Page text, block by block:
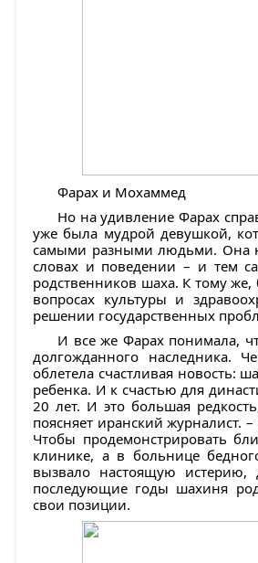
Фарах и Мохаммед
Но на удивление Фарах
уже была мудрой девушкой,
самыми разными людьми. Она
словах и поведении – и тем
родственников шаха. К тому
вопросах культуры и
решении государственных
И все же Фарах понимала,
долгожданного наследника.
облетела счастливая новость:
ребенка. И к счастью для
20 лет. И это большая
поясняет иранский
Чтобы продемонстрировать
клинике, а в больнице
вызвало настоящую
последующие годы шахиня
свои позиции.